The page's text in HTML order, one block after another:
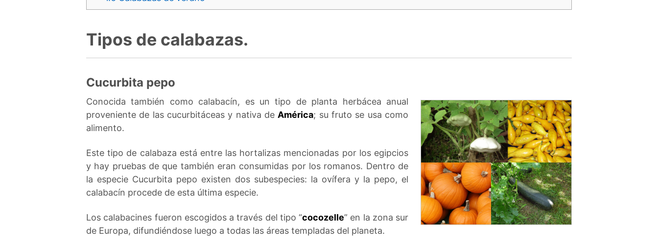
Tipos de calabazas.
Cucurbita pepo
Conocida también como calabacín, es un tipo de planta herbácea anual
proveniente de las cucurbitáceas y nativa de América; su fruto se usa como
alimento.
Este tipo de calabaza está entre las hortalizas mencionadas por los egipcios
y hay pruebas de que también eran consumidas por los romanos. Dentro de
la especie Cucurbita pepo existen dos subespecies: la ovífera y la pepo, el
calabacín procede de esta última especie.
Los calabacines fueron escogidos a través del tipo “cocozelle” en la zona sur
de Europa, difundiéndose luego a todas las áreas templadas del planeta.